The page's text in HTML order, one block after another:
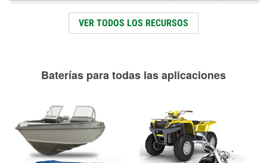
VER TODOS LOS RECURSOS
Baterías para todas las aplicaciones